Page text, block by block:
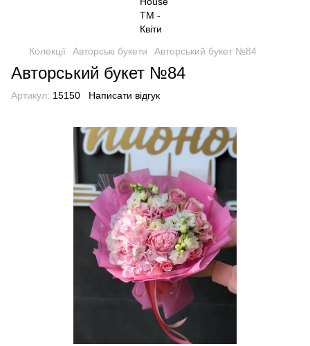
Колекції Авторські букети Авторський букет №84
Авторський букет №84
Артикул: 15150 Написати відгук